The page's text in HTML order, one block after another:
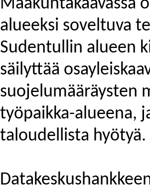
Maakuntakaavassa
alueeksi soveltuva
Sudentullin alueen
säilyttää
suojelumääräysten
työpaikka-alueena,
taloudellista hyötyä.